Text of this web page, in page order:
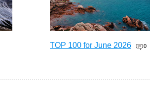
TOP 100 for June 2026 0